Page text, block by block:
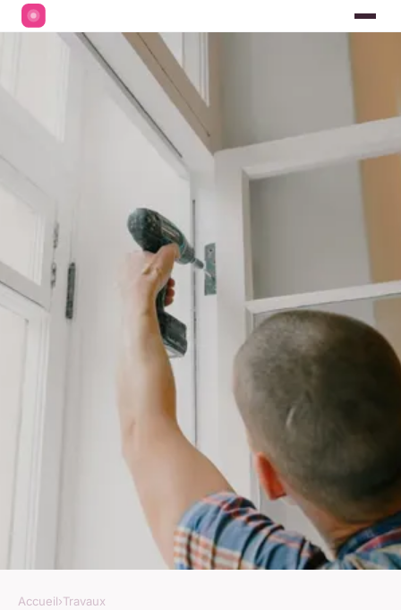
Accueil›Travaux